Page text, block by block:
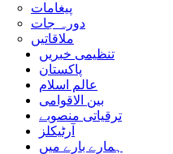
پیغامات
دورہ جات
ملاقاتیں
تنظیمی خبریں
پاکستان
عالم اسلام
بین الاقوامی
ترقیاتی منصوبے
آرٹیکلز
ہمارے بارے میں